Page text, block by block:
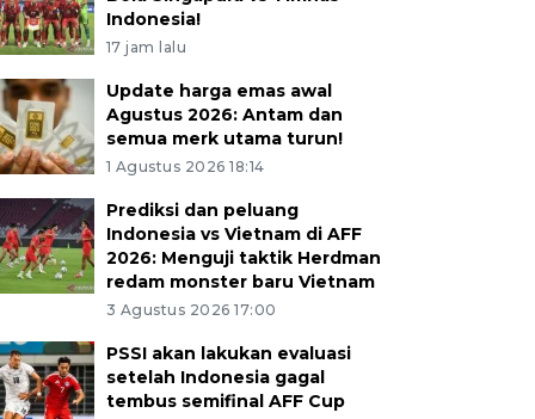
Indonesia!
17 jam lalu
Update harga emas awal
Agustus 2026: Antam dan
semua merk utama turun!
1 Agustus 2026 18:14
Prediksi dan peluang
Indonesia vs Vietnam di AFF
2026: Menguji taktik Herdman
redam monster baru Vietnam
3 Agustus 2026 17:00
PSSI akan lakukan evaluasi
setelah Indonesia gagal
tembus semifinal AFF Cup